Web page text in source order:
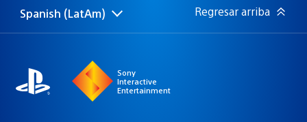
Elige
Región
Spanish (LatAm) Regresar arriba
Sony
Interactive
Entertainment